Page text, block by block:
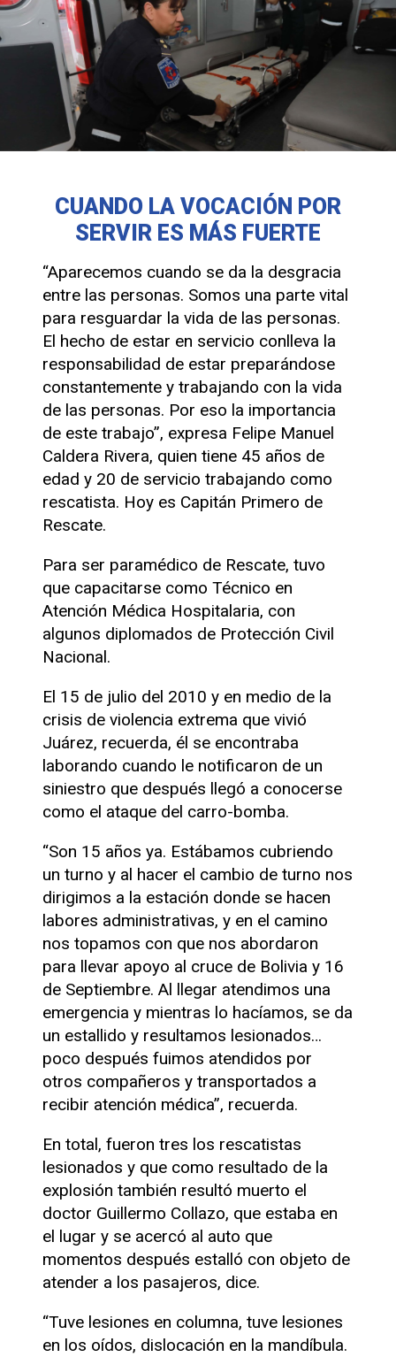
CUANDO LA VOCACIÓN POR
SERVIR ES MÁS FUERTE
“Aparecemos cuando se da la desgracia
entre las personas. Somos una parte vital
para resguardar la vida de las personas.
El hecho de estar en servicio conlleva la
responsabilidad de estar preparándose
constantemente y trabajando con la vida
de las personas. Por eso la importancia
de este trabajo”, expresa Felipe Manuel
Caldera Rivera, quien tiene 45 años de
edad y 20 de servicio trabajando como
rescatista. Hoy es Capitán Primero de
Rescate.
Para ser paramédico de Rescate, tuvo
que capacitarse como Técnico en
Atención Médica Hospitalaria, con
algunos diplomados de Protección Civil
Nacional.
El 15 de julio del 2010 y en medio de la
crisis de violencia extrema que vivió
Juárez, recuerda, él se encontraba
laborando cuando le notificaron de un
siniestro que después llegó a conocerse
como el ataque del carro-bomba.
“Son 15 años ya. Estábamos cubriendo
un turno y al hacer el cambio de turno nos
dirigimos a la estación donde se hacen
labores administrativas, y en el camino
nos topamos con que nos abordaron
para llevar apoyo al cruce de Bolivia y 16
de Septiembre. Al llegar atendimos una
emergencia y mientras lo hacíamos, se da
un estallido y resultamos lesionados…
poco después fuimos atendidos por
otros compañeros y transportados a
recibir atención médica”, recuerda.
En total, fueron tres los rescatistas
lesionados y que como resultado de la
explosión también resultó muerto el
doctor Guillermo Collazo, que estaba en
el lugar y se acercó al auto que
momentos después estalló con objeto de
atender a los pasajeros, dice.
“Tuve lesiones en columna, tuve lesiones
en los oídos, dislocación en la mandíbula.